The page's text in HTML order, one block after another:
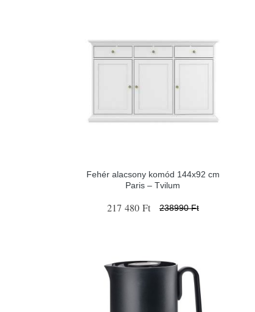
Fehér alacsony komód 144x92 cm
Paris – Tvilum
217 480 Ft 238990 Ft